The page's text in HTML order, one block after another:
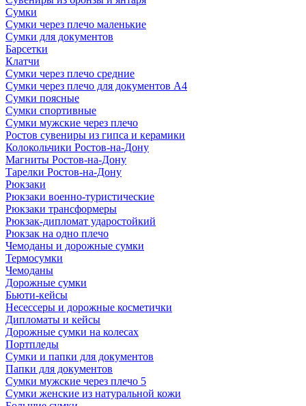
Сумки
Сумки через плечо маленькие
Сумки для документов
Барсетки
Клатчи
Сумки через плечо средние
Сумки через плечо для документов А4
Сумки поясные
Сумки спортивные
Сумки мужские через плечо
Ростов сувениры из гипса и керамики
Колокольчики Ростов-на-Дону
Магниты Ростов-на-Дону
Тарелки Ростов-на-Дону
Рюкзаки
Рюкзаки военно-туристические
Рюкзаки трансформеры
Рюкзак-дипломат ударостойкий
Рюкзак на одно плечо
Чемоданы и дорожные сумки
Термосумки
Чемоданы
Дорожные сумки
Бьюти-кейсы
Несессеры и дорожные косметички
Дипломаты и кейсы
Дорожные сумки на колесах
Портпледы
Сумки и папки для документов
Папки для документов
Сумки мужские через плечо 5
Сумки женские из натуральной кожи